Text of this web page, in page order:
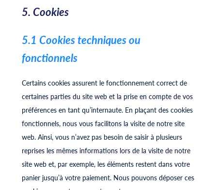
5. Cookies
5.1 Cookies techniques ou
fonctionnels
Certains cookies assurent le fonctionnement correct de
certaines parties du site web et la prise en compte de vos
préférences en tant qu’internaute. En plaçant des cookies
fonctionnels, nous vous facilitons la visite de notre site
web. Ainsi, vous n’avez pas besoin de saisir à plusieurs
reprises les mêmes informations lors de la visite de notre
site web et, par exemple, les éléments restent dans votre
panier jusqu’à votre paiement. Nous pouvons déposer ces